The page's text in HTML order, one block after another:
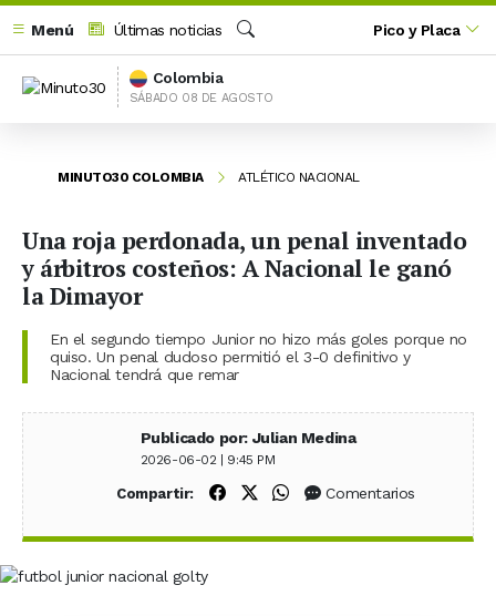
Menú
Últimas noticias
Buscar
Pico y Placa
Colombia
SÁBADO 08 DE AGOSTO
MINUTO30 COLOMBIA ATLÉTICO NACIONAL
Una roja perdonada, un penal inventado
y árbitros costeños: A Nacional le ganó
la Dimayor
En el segundo tiempo Junior no hizo más goles porque no
quiso. Un penal dudoso permitió el 3-0 definitivo y
Nacional tendrá que remar
Publicado por: Julian Medina
2026-06-02 | 9:45 PM
Compartir: Compartir en Facebook
Compartir en X (Twitter)
Compartir en WhatsApp
Comentarios